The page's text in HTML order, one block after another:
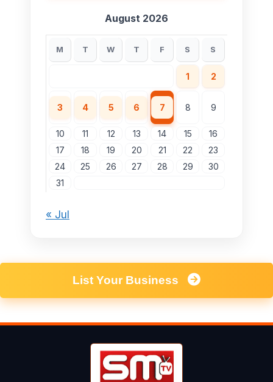
August 2026
M T W T F S S
1 2
3 4 5 6 7 8 9
10 11 12 13 14 15
16
17
18 19 20 21 22
23
24
25 26 27 28 29
30
31
« Jul
List Your Business